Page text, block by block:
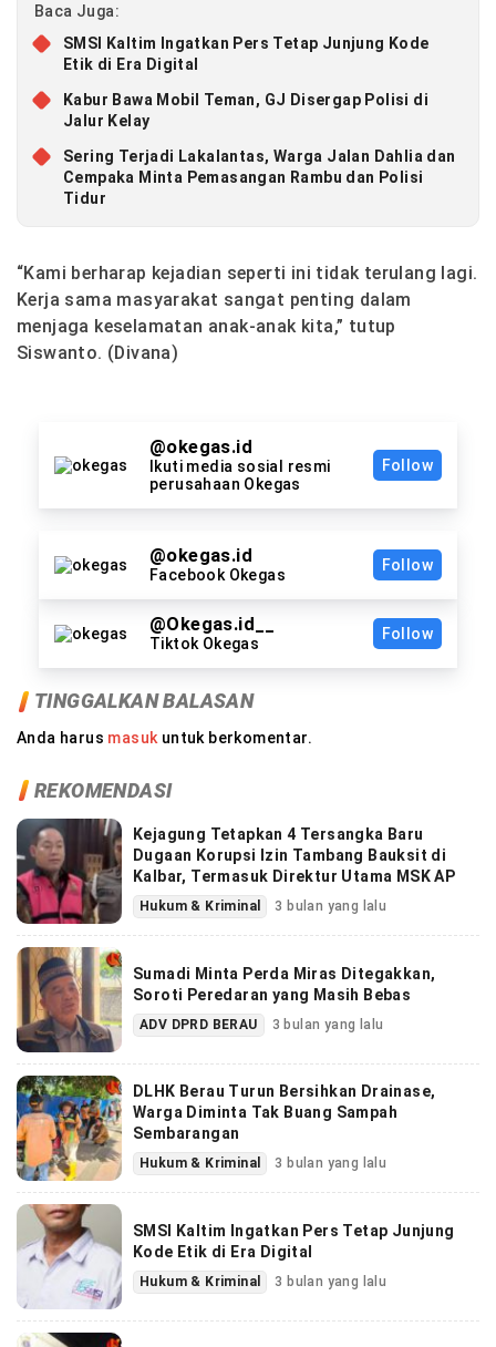
Baca Juga:
SMSI Kaltim Ingatkan Pers Tetap Junjung Kode
Etik di Era Digital
Kabur Bawa Mobil Teman, GJ Disergap Polisi di
Jalur Kelay
Sering Terjadi Lakalantas, Warga Jalan Dahlia dan
Cempaka Minta Pemasangan Rambu dan Polisi
Tidur
“Kami berharap kejadian seperti ini tidak terulang lagi.
Kerja sama masyarakat sangat penting dalam
menjaga keselamatan anak-anak kita,” tutup
Siswanto. (Divana)
@okegas.id
Ikuti media sosial resmi
perusahaan Okegas
Follow
@okegas.id
Facebook Okegas
Follow
@Okegas.id__
Tiktok Okegas
Follow
TINGGALKAN BALASAN
Anda harus masukuntuk berkomentar.
REKOMENDASI
Kejagung Tetapkan 4 Tersangka Baru
Dugaan Korupsi Izin Tambang Bauksit di
Kalbar, Termasuk Direktur Utama MSK AP
Hukum & Kriminal 3 bulan yang lalu
Sumadi Minta Perda Miras Ditegakkan,
Soroti Peredaran yang Masih Bebas
ADV DPRD BERAU 3 bulan yang lalu
DLHK Berau Turun Bersihkan Drainase,
Warga Diminta Tak Buang Sampah
Sembarangan
Hukum & Kriminal 3 bulan yang lalu
SMSI Kaltim Ingatkan Pers Tetap Junjung
Kode Etik di Era Digital
Hukum & Kriminal 3 bulan yang lalu